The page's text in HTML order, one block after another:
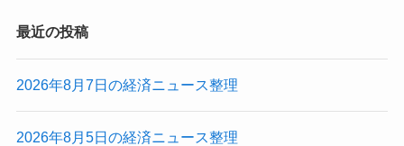
最近の投稿
2026年8月7日の経済ニュース整理
2026年8月5日の経済ニュース整理